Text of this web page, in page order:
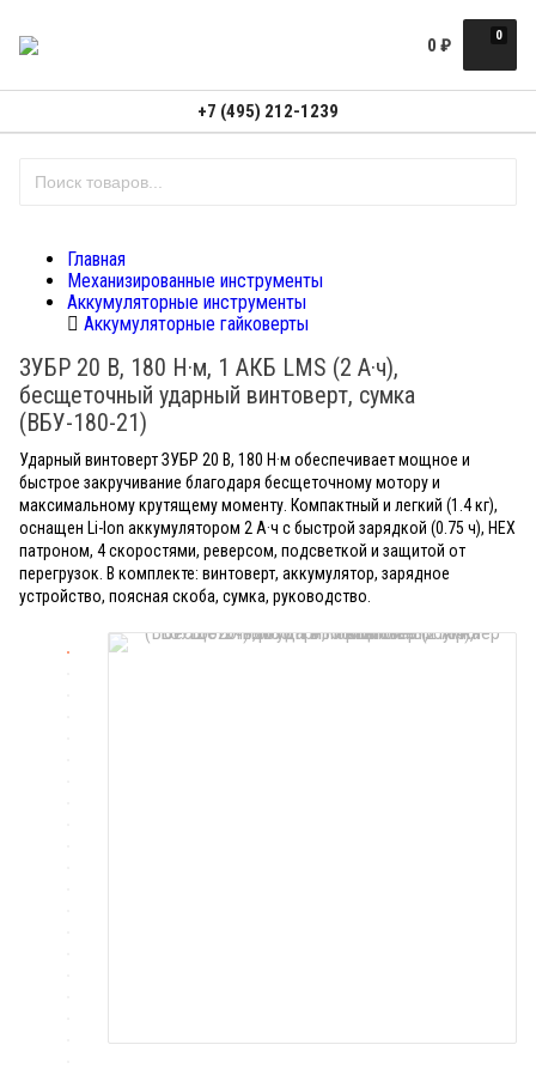
0
0 ₽
+7 (495) 212-1239
Главная
Механизированные инструменты
Аккумуляторные инструменты
Аккумуляторные гайковерты
ЗУБР 20 В, 180 Н·м, 1 АКБ LMS (2 А·ч),
бесщеточный ударный винтоверт, сумка
(ВБУ-180-21)
Ударный винтоверт ЗУБР 20 В, 180 Н·м обеспечивает мощное и
быстрое закручивание благодаря бесщеточному мотору и
максимальному крутящему моменту. Компактный и легкий (1.4 кг),
оснащен Li-Ion аккумулятором 2 А·ч с быстрой зарядкой (0.75 ч), HEX
патроном, 4 скоростями, реверсом, подсветкой и защитой от
перегрузок. В комплекте: винтоверт, аккумулятор, зарядное
устройство, поясная скоба, сумка, руководство.